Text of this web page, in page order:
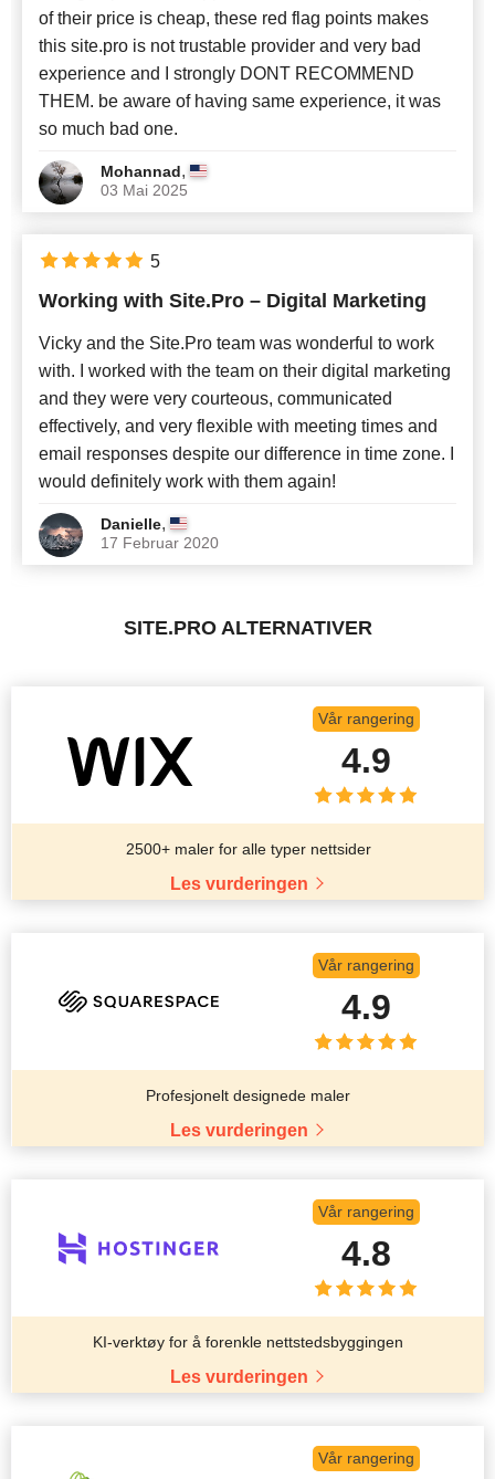
of their price is cheap, these red flag points makes
this site.pro is not trustable provider and very bad
experience and I strongly DONT RECOMMEND
THEM. be aware of having same experience, it was
so much bad one.
Mohannad,
03 Mai 2025
Working with Site.Pro – Digital Marketing
Vicky and the Site.Pro team was wonderful to work
with. I worked with the team on their digital marketing
and they were very courteous, communicated
effectively, and very flexible with meeting times and
email responses despite our difference in time zone. I
would definitely work with them again!
Danielle,
17 Februar 2020
5
SITE.PRO ALTERNATIVER
Vår rangering
4.9
2500+ maler for alle typer nettsider
Les vurderingen
Vår rangering
4.9
Profesjonelt designede maler
Les vurderingen
Vår rangering
4.8
KI-verktøy for å forenkle nettstedsbyggingen
Les vurderingen
Vår rangering